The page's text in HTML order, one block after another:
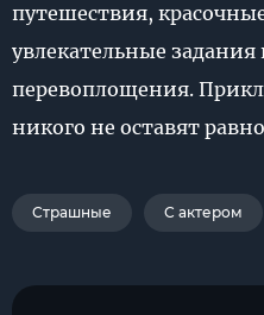
путешествия,
увлекательные
перевоплощения.
никого не оставят
Страшные С актером